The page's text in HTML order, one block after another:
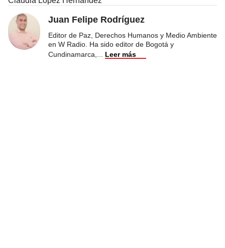
Juan Felipe Rodríguez
Editor de Paz, Derechos Humanos y Medio Ambiente
en W Radio. Ha sido editor de Bogotá y
Cundinamarca,
Leer más